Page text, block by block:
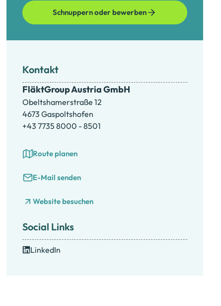
Schnuppern oder bewerben
Kontakt
FläktGroup Austria GmbH
Obeltshamerstraße 12
4673 Gaspoltshofen
+43 7735 8000 - 8501
Route planen
E-Mail senden
Website besuchen
Social Links
LinkedIn